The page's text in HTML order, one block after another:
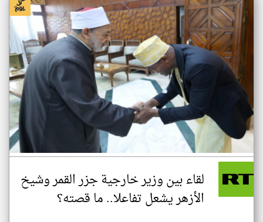
لقاء بين وزير خارجية جزر القمر وشيخ
الأزهر يشعل تفاعلا.. ما قصته؟